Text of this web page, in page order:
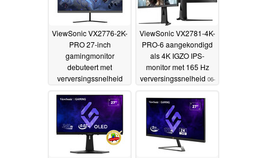
ViewSonic VX2776-2K-
PRO 27-inch
gamingmonitor
debuteert met
verversingssnelheid
resolutie en adaptieve
synchronisatie 11-03-
2024
ViewSonic VX2781-4K-
PRO-6 aangekondigd
als 4K IGZO IPS-
monitor met 165 Hz
verversingssnelheid 06-